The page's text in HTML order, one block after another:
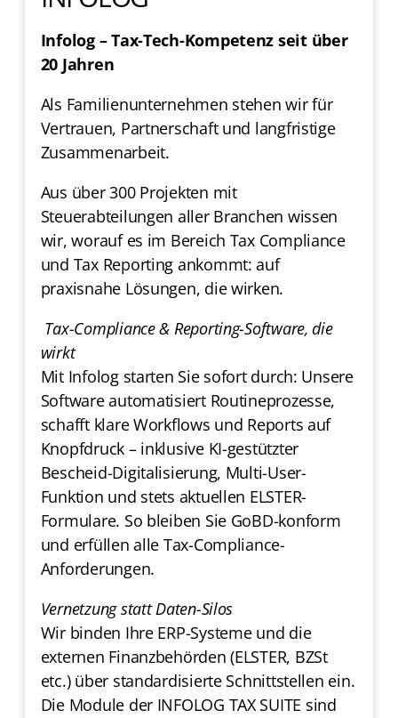
Infolog – Tax-Tech-Kompetenz seit über
20 Jahren
Als Familienunternehmen stehen wir für
Vertrauen, Partnerschaft und langfristige
Zusammenarbeit.
Aus über 300 Projekten mit
Steuerabteilungen aller Branchen wissen
wir, worauf es im Bereich Tax Compliance
und Tax Reporting ankommt: auf
praxisnahe Lösungen, die wirken.
Tax-Compliance & Reporting-Software, die
wirkt
Mit Infolog starten Sie sofort durch: Unsere
Software automatisiert Routineprozesse,
schafft klare Workflows und Reports auf
Knopfdruck – inklusive KI-gestützter
Bescheid-Digitalisierung, Multi-User-
Funktion und stets aktuellen ELSTER-
Formulare. So bleiben Sie GoBD-konform
und erfüllen alle Tax-Compliance-
Anforderungen.
Vernetzung statt Daten-Silos
Wir binden Ihre ERP-Systeme und die
externen Finanzbehörden (ELSTER, BZSt
etc.) über standardisierte Schnittstellen ein.
Die Module der INFOLOG TAX SUITE sind